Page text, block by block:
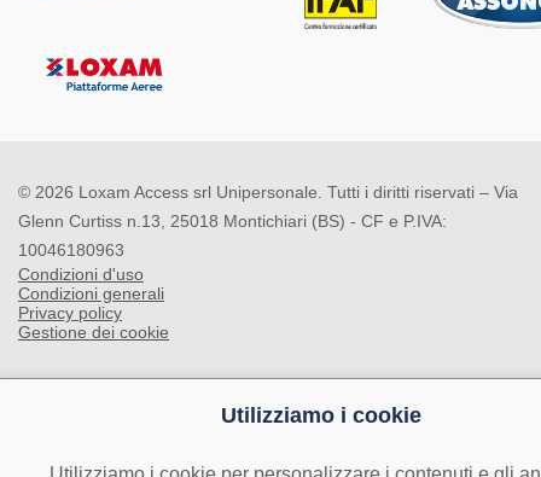
© 2026 Loxam Access srl Unipersonale. Tutti i diritti riservati – Via
Glenn Curtiss n.13, 25018 Montichiari (BS) - CF e P.IVA:
10046180963
Condizioni d'uso
Condizioni generali
Privacy policy
Gestione dei cookie
Utilizziamo i cookie